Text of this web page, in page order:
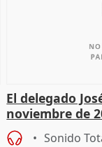
El delegado
noviembre de
9.810 ayudas
Sonido